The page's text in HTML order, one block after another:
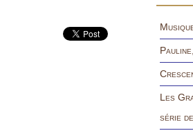
Les
série